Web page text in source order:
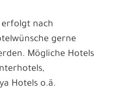
erfolgt nach
gerne
Mögliche Hotels
Hotels o.ä.